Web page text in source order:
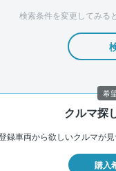
検索条件を変更してみると
クルマ探
録車両から欲しいクルマが見
購入
希